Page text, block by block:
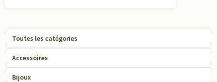
Toutes les catégories
Accessoires
Bijoux